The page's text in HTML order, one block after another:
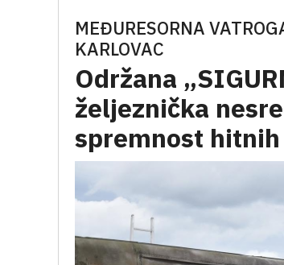
MEĐURESORNA
KARLOVAC
Održana
željeznička
spremnost